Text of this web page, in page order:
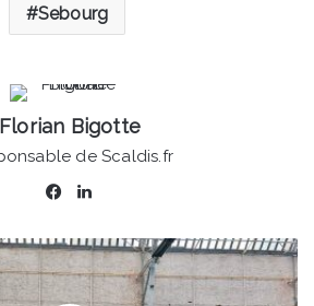
Sebourg
Florian Bigotte
de Scaldis.fr
Facebook